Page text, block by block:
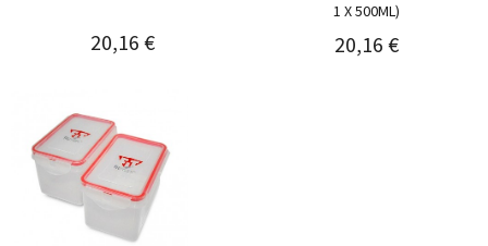
20,16 €
1 X 500ML)
20,16 €